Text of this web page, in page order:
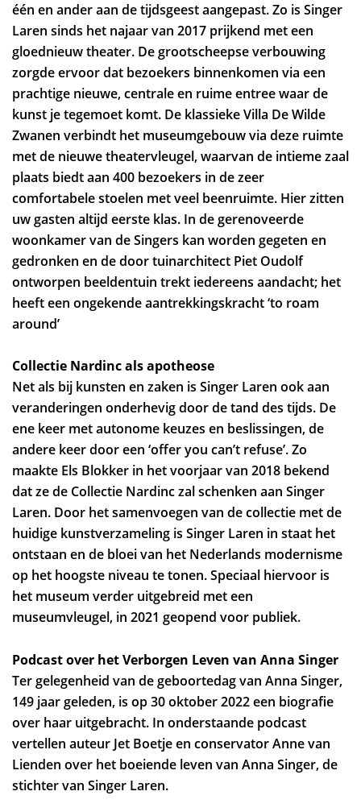
één en ander aan de tijdsgeest aangepast. Zo is Singer
Laren sinds het najaar van 2017 prijkend met een
gloednieuw theater. De grootscheepse verbouwing
zorgde ervoor dat bezoekers binnenkomen via een
prachtige nieuwe, centrale en ruime entree waar de
kunst je tegemoet komt. De klassieke Villa De Wilde
Zwanen verbindt het museumgebouw via deze ruimte
met de nieuwe theatervleugel, waarvan de intieme zaal
plaats biedt aan 400 bezoekers in de zeer
comfortabele stoelen met veel beenruimte. Hier zitten
uw gasten altijd eerste klas. In de gerenoveerde
woonkamer van de Singers kan worden gegeten en
gedronken en de door tuinarchitect Piet Oudolf
ontworpen beeldentuin trekt iedereens aandacht; het
heeft een ongekende aantrekkingskracht ‘to roam
around’
Collectie Nardinc als apotheose
Net als bij kunsten en zaken is Singer Laren ook aan
veranderingen onderhevig door de tand des tijds. De
ene keer met autonome keuzes en beslissingen, de
andere keer door een ‘offer you can’t refuse’. Zo
maakte Els Blokker in het voorjaar van 2018 bekend
dat ze de Collectie Nardinc zal schenken aan Singer
Laren. Door het samenvoegen van de collectie met de
huidige kunstverzameling is Singer Laren in staat het
ontstaan en de bloei van het Nederlands modernisme
op het hoogste niveau te tonen. Speciaal hiervoor is
het museum verder uitgebreid met een
museumvleugel, in 2021 geopend voor publiek.
Podcast over het Verborgen Leven van Anna Singer
Ter gelegenheid van de geboortedag van Anna Singer,
149 jaar geleden, is op 30 oktober 2022 een biografie
over haar uitgebracht. In onderstaande podcast
vertellen auteur Jet Boetje en conservator Anne van
Lienden over het boeiende leven van Anna Singer, de
stichter van Singer Laren.